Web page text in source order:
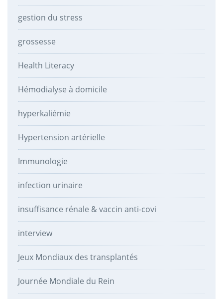
gestion du stress
grossesse
Health Literacy
Hémodialyse à domicile
hyperkaliémie
Hypertension artérielle
Immunologie
infection urinaire
insuffisance rénale & vaccin anti-covi
interview
Jeux Mondiaux des transplantés
Journée Mondiale du Rein